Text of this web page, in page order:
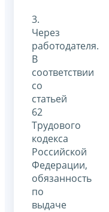
3.
Через
работодателя.
В
соответствии
со
статьей
62
Трудового
кодекса
Российской
Федерации,
обязанность
по
выдаче